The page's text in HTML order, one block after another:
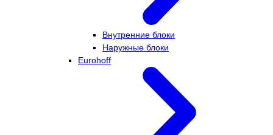
Внутренние блоки
Наружные блоки
Eurohoff